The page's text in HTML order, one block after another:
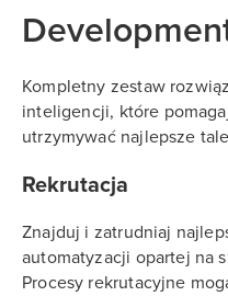
Kompletny zestaw
inteligencji, które
utrzymywać najlepsze
Rekrutacja
Znajduj i zatrudniaj
automatyzacji opartej na
Procesy rekrutacyjne